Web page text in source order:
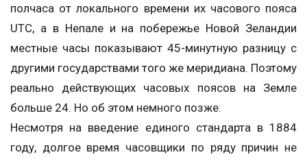
полчаса от локального времени их часового пояса
UTC, а в Непале и на побережье Новой Зеландии
местные часы показывают 45-минутную разницу с
другими государствами того же меридиана. Поэтому
реально действующих часовых поясов на Земле
больше 24. Но об этом немного позже.
Несмотря на введение единого стандарта в 1884
году, долгое время часовщики по ряду причин не